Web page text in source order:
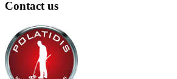
Contact us